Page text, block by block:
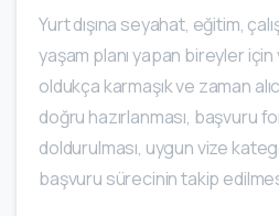
Yurt dışına seyahat, eğitim,
yaşam planı yapan bireyler
oldukça karmaşık ve zaman
doğru hazırlanması, başvuru
doldurulması, uygun vize
başvuru sürecinin takip